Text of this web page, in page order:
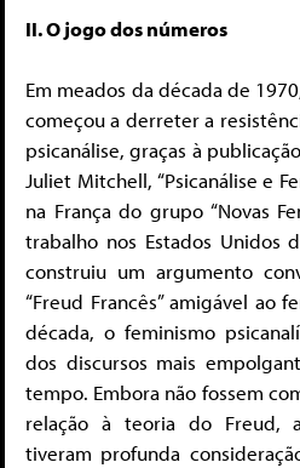
II. O jogo dos números
Em meados da década de
começou a derreter a
psicanálise, graças à
Juliet Mitchell, “Psicanálise e
na França do grupo “Novas
trabalho nos Estados Unidos
construiu um argumento
“Freud Francês” amigável ao
década, o feminismo
dos discursos mais
tempo. Embora não fossem
relação à teoria do Freud,
tiveram profunda